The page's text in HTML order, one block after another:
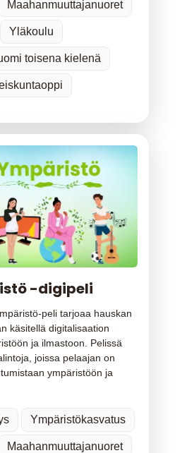
Maahanmuuttajanuoret
Yläkoulu
toisena kielenä
-digipeli
peli tarjoaa hauskan
käsitellä digitalisaation
ja ilmastoon. Pelissä
joissa pelaajan on
ympäristöön ja
Ympäristökasvatus
Maahanmuuttajanuoret